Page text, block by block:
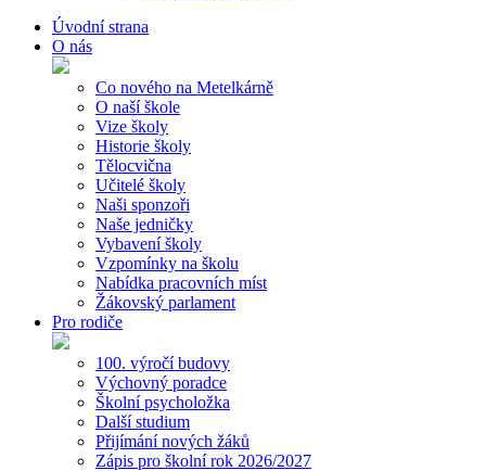
Úvodní strana
O nás
Co nového na Metelkárně
O naší škole
Vize školy
Historie školy
Tělocvična
Učitelé školy
Naši sponzoři
Naše jedničky
Vybavení školy
Vzpomínky na školu
Nabídka pracovních míst
Žákovský parlament
Pro rodiče
100. výročí budovy
Výchovný poradce
Školní psycholožka
Další studium
Přijímání nových žáků
Zápis pro školní rok 2026/2027